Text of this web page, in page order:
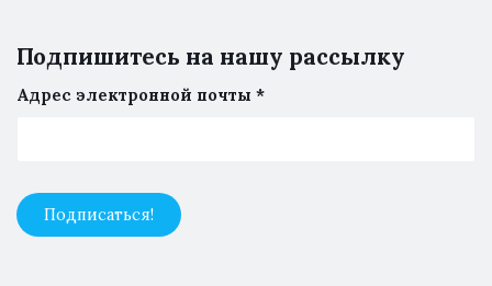
Подпишитесь на нашу рассылку
Адрес электронной почты *